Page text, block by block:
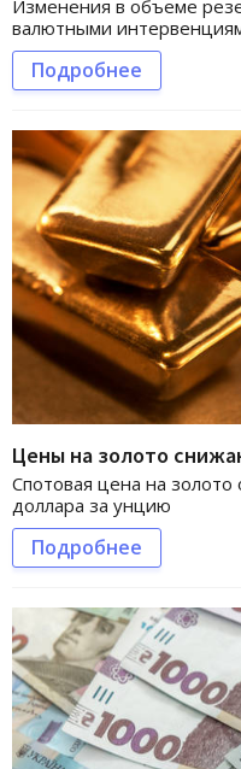
Изменения в объеме
валютными
Подробнее
Цены на золото
Спотовая цена на золото
доллара за унцию
Подробнее